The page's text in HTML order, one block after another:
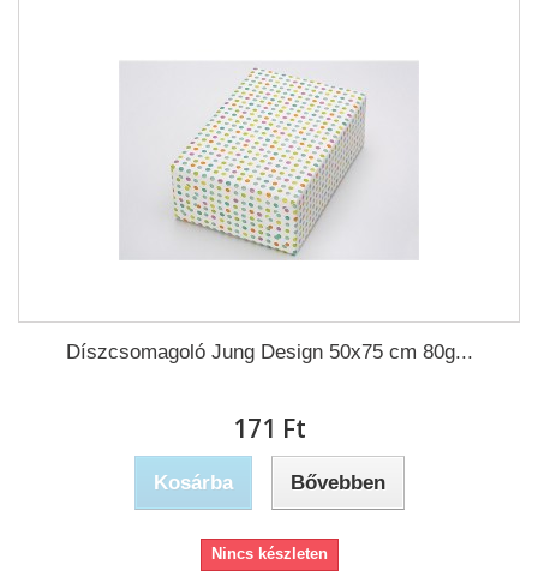
Díszcsomagoló Jung Design 50x75 cm 80g...
171 Ft‎
Kosárba Bővebben
Nincs készleten